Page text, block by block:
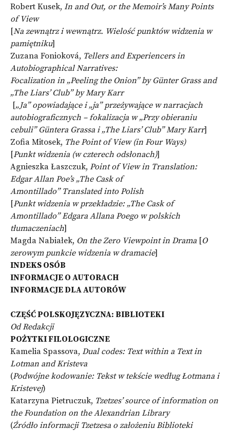
Robert Kusek, In and Out, or the Memoir’s Many Points
of View
[Na zewnątrz i wewnątrz. Wielość punktów widzenia w
pamiętniku]
Zuzana Fonioková, Tellers and Experiencers in
Autobiographical Narratives:
Focalization in „Peeling the Onion”by Günter Grass and
„The Liars’ Club”by Mary Karr
[„Ja” opowiadające i „ja” przeżywające w narracjach
autobiograficznych – fokalizacja w „Przy obieraniu
cebuli” Güntera Grassa i „The Liars’ Club” Mary Karr]
Zofia Mitosek, The Point of View (in Four Ways)
[Punkt widzenia (w czterech odsłonach)]
Agnieszka Łaszczuk, Point of View in Translation:
Edgar Allan Poe’s „The Cask of
Amontillado”Translated into Polish
[Punkt widzenia w przekładzie: „The Cask of
Amontillado” Edgara Allana Poego w polskich
tłumaczeniach]
Magda Nabiałek, On the Zero Viewpoint in Drama [O
zerowym punkcie widzenia w dramacie]
INDEKS OSÓB
INFORMACJE O AUTORACH
INFORMACJE DLA AUTORÓW
CZĘŚĆ POLSKOJĘZYCZNA: BIBLIOTEKI
Od Redakcji
POŻYTKI FILOLOGICZNE
Kamelia Spassova, Dual codes: Text within a Text in
Lotman and Kristeva
(Podwójne kodowanie: Tekst w tekście według Łotmana i
Kristevej)
Katarzyna Pietruczuk, Tzetzes’ source of information on
the Foundation on the Alexandrian Library
(Źródło informacji Tzetzesa o założeniu Biblioteki